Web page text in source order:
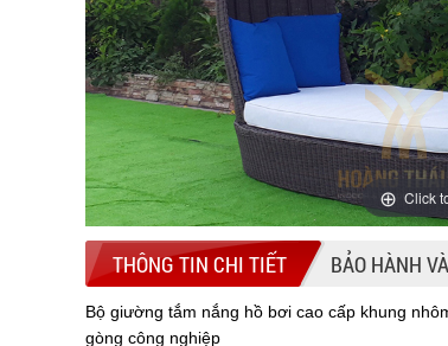
Click
THÔNG TIN CHI TIẾT BẢO HÀNH
Bộ giường tắm nắng hồ bơi cao cấp khung
gòng công nghiệp